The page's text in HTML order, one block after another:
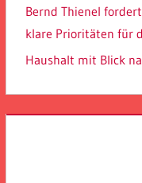
Bernd Thienel
klare Prioritäten für
Haushalt mit Blick